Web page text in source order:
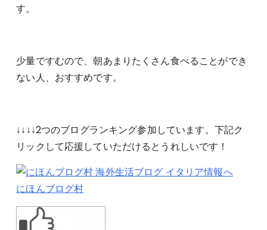
す。
少量ですむので、朝あまりたくさん食べることができ
ない人、おすすめです。
↓↓↓↓2つのブログランキング参加しています。下記ク
リックして応援していただけるとうれしいです！
にほんブログ村